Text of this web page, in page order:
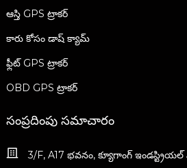
ఆస్తి GPS ట్రాకర్
కారు కోసం డాష్ క్యామ్
ఫ్లీట్ GPS ట్రాకర్
OBD GPS ట్రాకర్
సంప్రదింపు సమాచారం
3/F, A17 భవనం, క్యూగాంగ్